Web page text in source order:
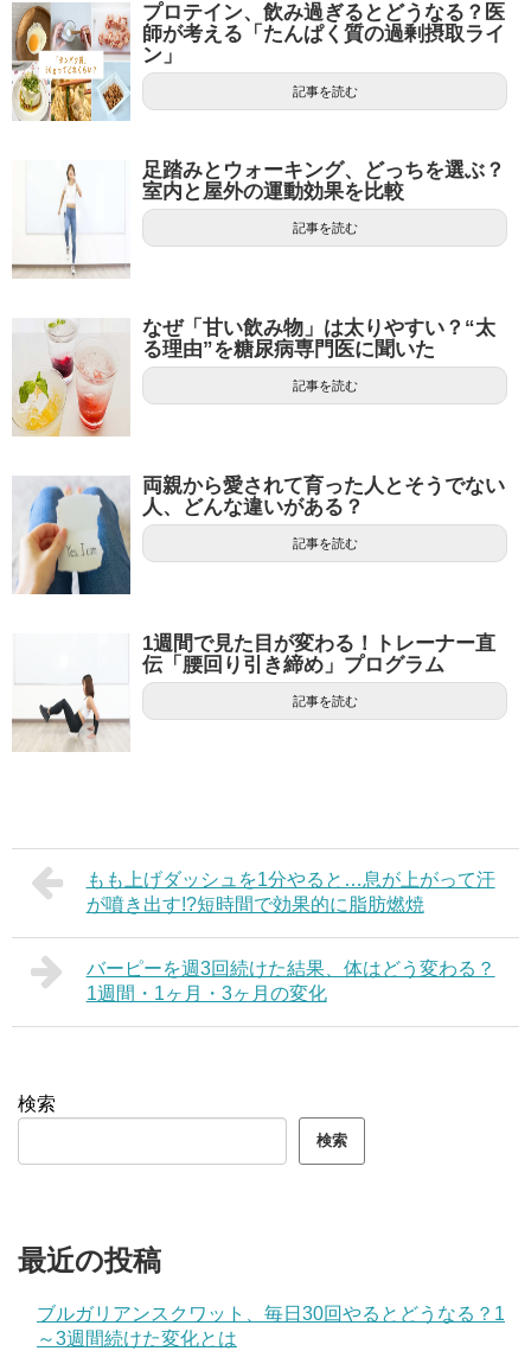
プロテイン、飲み過ぎるとどうなる？医
師が考える「たんぱく質の過剰摂取ライ
ン」
記事を読む
足踏みとウォーキング、どっちを選ぶ？
室内と屋外の運動効果を比較
記事を読む
なぜ「甘い飲み物」は太りやすい？“太
る理由”を糖尿病専門医に聞いた
記事を読む
両親から愛されて育った人とそうでない
人、どんな違いがある？
記事を読む
1週間で見た目が変わる！トレーナー直
伝「腰回り引き締め」プログラム
記事を読む
もも上げダッシュを1分やると…息が上がって汗
が噴き出す!?短時間で効果的に脂肪燃焼
バーピーを週3回続けた結果、体はどう変わる？
1週間・1ヶ月・3ヶ月の変化
検索
検索
最近の投稿
ブルガリアンスクワット、毎日30回やるとどうなる？1
～3週間続けた変化とは